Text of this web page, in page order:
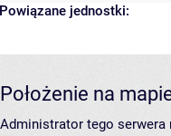
Powiązane jednostki:
Położenie na
Administrator tego serwera